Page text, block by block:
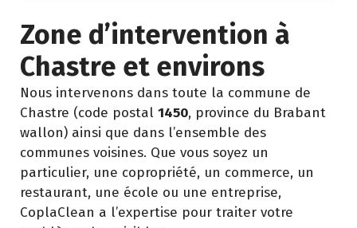
Zone d’intervention à
Chastre et environs
Nous intervenons dans toute la commune de
Chastre (code postal 1450, province du Brabant
wallon) ainsi que dans l’ensemble des
communes voisines. Que vous soyez un
particulier, une copropriété, un commerce, un
restaurant, une école ou une entreprise,
CoplaClean a l’expertise pour traiter votre